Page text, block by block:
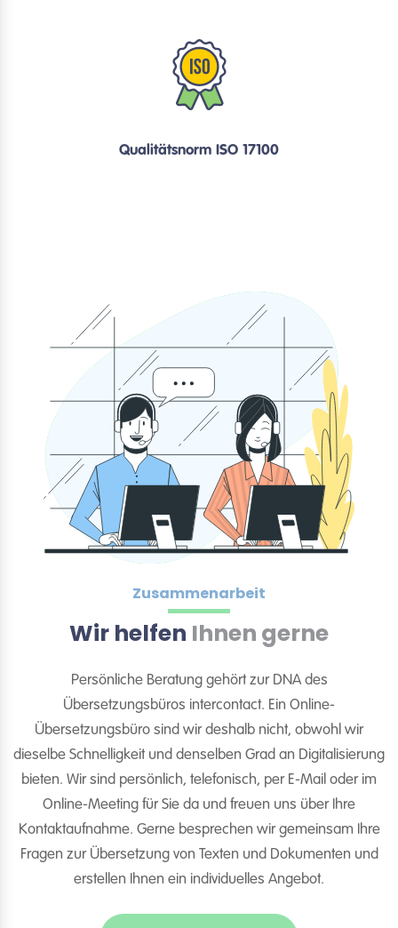
Qualitätsnorm ISO 17100
Zusammenarbeit
Wir helfen Ihnen gerne
Persönliche Beratung gehört zur DNA des
Übersetzungsbüros intercontact. Ein Online-
Übersetzungsbüro sind wir deshalb nicht, obwohl wir
dieselbe Schnelligkeit und denselben Grad an Digitalisierung
bieten. Wir sind persönlich, telefonisch, per E-Mail oder im
Online-Meeting für Sie da und freuen uns über Ihre
Kontaktaufnahme. Gerne besprechen wir gemeinsam Ihre
Fragen zur Übersetzung von Texten und Dokumenten und
erstellen Ihnen ein individuelles Angebot.